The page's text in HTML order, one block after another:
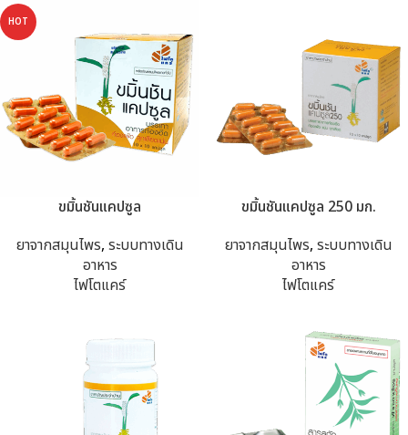
HOT
ขมิ้นชันแคปซูล
ยาจากสมุนไพร, ระบบทางเดิน
อาหาร
ไฟโตแคร์
ขมิ้นชันแคปซูล 250 มก.
ยาจากสมุนไพร, ระบบทางเดิน
อาหาร
ไฟโตแคร์